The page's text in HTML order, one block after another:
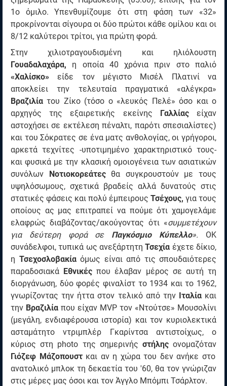
1ο όμιλο. Υπενθυμίζουμε ότι στη φάση των «32»
προκρίνονται σίγουρα οι δύο πρώτοι κάθε ομίλου και οι
8/12 καλύτεροι τρίτοι, για πρώτη φορά.
Στην χιλιοτραγουδισμένη και ηλιόλουστη
Γουαδαλαχάρα, η οποία 40 χρόνια πριν στο παλιό
«Χαλίσκο» είδε τον μέγιστο Μισέλ Πλατινί να
αποκλείει την τελευταία πραγματικά «αλέγκρα»
Βραζιλίατου Ζίκο (τόσο ο «λευκός Πελέ» όσο και ο
αρχηγός της εξαιρετικής εκείνης Γαλλίαςείχαν
αστοχήσει σε εκτέλεση πέναλτι, παρότι σπεσιαλίστες)
και του Σόκρατες σε ένα ματς ανθολογίας, οι γρήγοροι,
αρκετά τεχνίτες -υποτιμημένο χαρακτηριστικό τους-
και φυσικά με την κλασική ομοιογένεια των ασιατικών
συνόλων Νοτιοκορεάτες θα συγκρουστούν με τους
υψηλόσωμους, σχετικά βραδείς αλλά δυνατούς στις
στατικές φάσεις και πολύ έμπειρους Τσέχους, για τους
οποίους ας μας επιτραπεί να πούμε ότι χαμογελάμε
ελαφρώς διαβάζοντας/ακούγοντας ότι «συμμετέχουν
για δεύτερη φορά σε Παγκόσμιο Κύπελλο». ΟΚ
συνάδελφοι, τυπικά ως ανεξάρτητηΤσεχία έχετε δίκιο,
η Τσεχοσλοβακίαόμως είναι από τις σπουδαιότερες
παραδοσιακά Εθνικές που έλαβαν μέρος σε αυτή τη
διοργάνωση, δύο φορές φιναλίστ το 1934 και το 1962,
γνωρίζοντας την ήττα στον τελικό από τηνΙταλίακαι
την Βραζιλία που είχαν MVP τον «Ντούτσε» Μουσολίνι
(μεγάλη, ενδιαφέρουσα ιστορία) και τον κυριολεκτικά
ασταμάτητο ντριμπλέρ Γκαρίντσα αντιστοίχως, ο
κύριος στη photo της σημερινής στήληςονομαζόταν
Γιόζεφ Μάζοπουστ και αν η χώρα του δεν ανήκε στο
ανατολικό μπλοκ τη δεκαετία του '60, θα τον γνώριζαν
στις μέρες μας όσοι και τον Άγγλο Μπόμπι Τσάρλτον.